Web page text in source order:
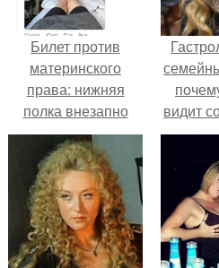
Билет против
материнского
права: нижняя
полка внезапно
нашла законного
владельца.
видит